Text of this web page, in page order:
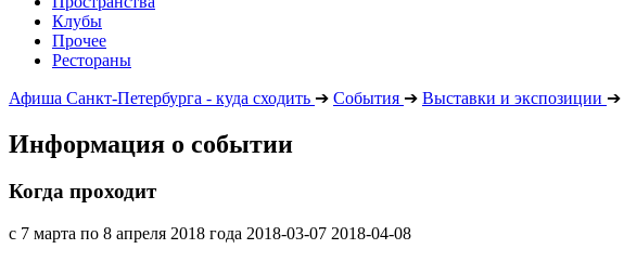
Клубы
Прочее
Рестораны
Афиша Санкт-Петербурга - куда сходить ➔ События ➔ Выставки и экспозиции ➔
Информация о событии
Когда проходит
с 7 марта по 8 апреля 2018 года 2018-03-07 2018-04-08